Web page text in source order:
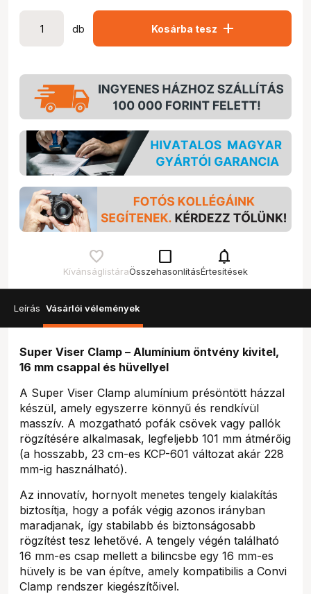
db Kosárba tesz add
Kívánságlistára
check_box_outline_blank
Összehasonlítás
notifications
Értesítések
Leírás Vásárlói vélemények
Super Viser Clamp – Alumínium öntvény kivitel,
16 mm csappal és hüvellyel
A Super Viser Clamp alumínium présöntött házzal
készül, amely egyszerre könnyű és rendkívül
masszív. A mozgatható pofák csövek vagy pallók
rögzítésére alkalmasak, legfeljebb 101 mm átmérőig
(a hosszabb, 23 cm-es KCP-601 változat akár 228
mm-ig használható).
Az innovatív, hornyolt menetes tengely kialakítás
biztosítja, hogy a pofák végig azonos irányban
maradjanak, így stabilabb és biztonságosabb
rögzítést tesz lehetővé. A tengely végén található
16 mm-es csap mellett a bilincsbe egy 16 mm-es
hüvely is be van építve, amely kompatibilis a Convi
Clamp rendszer kiegészítőivel.